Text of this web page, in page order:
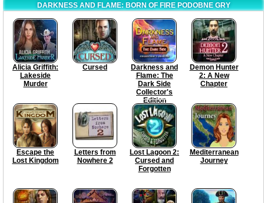
DARKNESS AND FLAME: BORN OF FIRE PODOBNE GRY
Alicia Griffith:
Lakeside
Murder
Cursed
Darkness and
Flame: The
Dark Side
Collector's
Edition
Demon Hunter
2: A New
Chapter
Escape the
Lost Kingdom
Letters from
Nowhere 2
Lost Lagoon 2:
Cursed and
Forgotten
Mediterranean
Journey